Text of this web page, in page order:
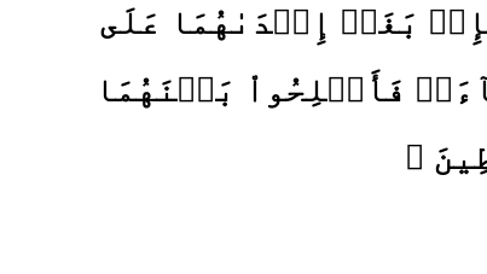
بَغَتۡ إِحۡدَىٰهُمَا عَلَى
فَأَصۡلِحُواْ بَيۡنَهُمَا
﴾